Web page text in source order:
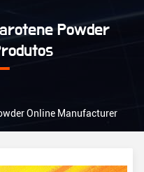
Powder
Online Manufacturer